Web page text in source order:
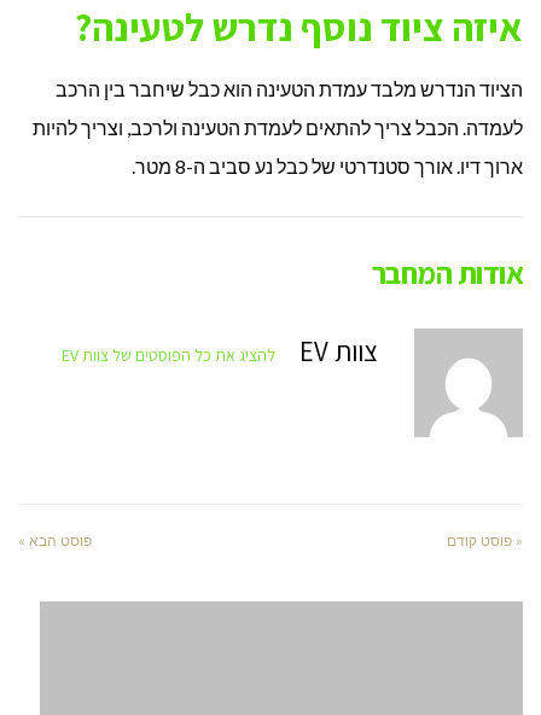
איזה ציוד נוסף נדרש לטעינה?
הציוד הנדרש מלבד עמדת הטעינה הוא כבל שיחבר בין הרכב
לעמדה. הכבל צריך להתאים לעמדת הטעינה ולרכב, וצריך להיות
ארוך דיו. אורך סטנדרטי של כבל נע סביב ה-8 מטר.
אודות המחבר
צוות EV להציג את כל הפוסטים של צוות EV
« פוסט קודם פוסט הבא »